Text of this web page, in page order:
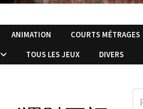
ANIMATION COURTS MÉTRAGES
TOUS LES JEUX DIVERS